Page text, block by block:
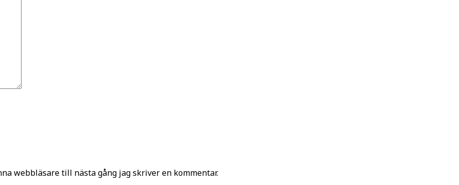
webbläsare till nästa gång jag skriver en kommentar.